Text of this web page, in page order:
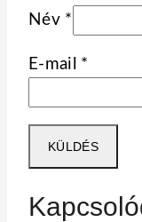
Név *
E-mail *